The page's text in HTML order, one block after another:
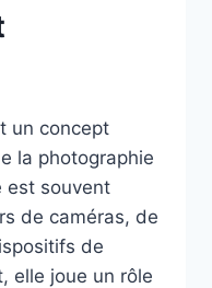
un concept
la photographie
est souvent
de caméras, de
de
elle joue un rôle